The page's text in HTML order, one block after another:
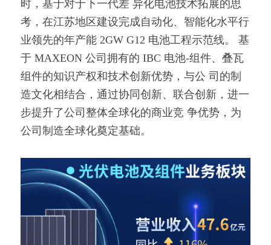
时，基于对于下一代差 异化电池技术拓展的思
考，在江苏地区建设完成自动化、智能化水平行
业领先的年产能 2GW G12 电池工程示范线。 基
于 MAXEON 公司拥有的 IBC 电池-组件、叠瓦
组件的知识产权和技术创新优势，与公 司的制
造文化相结合，通过协同创新、联合创新，进一
步提升了公司整体全球化的商业竞 争优势，为
公司制造全球化奠定基础。